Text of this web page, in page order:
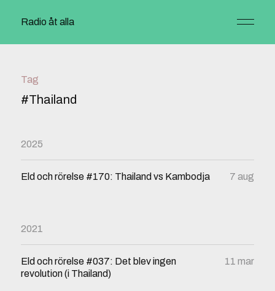
Radio åt alla
Tag
#Thailand
2025
Eld och rörelse #170: Thailand vs Kambodja 7 aug
2021
Eld och rörelse #037: Det blev ingen
revolution (i Thailand)
11 mar